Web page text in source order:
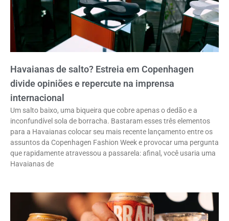
Havaianas de salto? Estreia em Copenhagen
divide opiniões e repercute na imprensa
internacional
Um salto baixo, uma biqueira que cobre apenas o dedão e a
inconfundível sola de borracha. Bastaram esses três elementos
para a Havaianas colocar seu mais recente lançamento entre os
assuntos da Copenhagen Fashion Week e provocar uma pergunta
que rapidamente atravessou a passarela: afinal, você usaria uma
Havaianas de